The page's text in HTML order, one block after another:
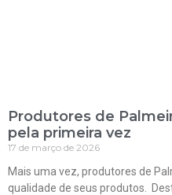
Produtores de
pela primeira vez
17 de março de 2026
Mais uma vez, produtores de
qualidade de seus produtos.